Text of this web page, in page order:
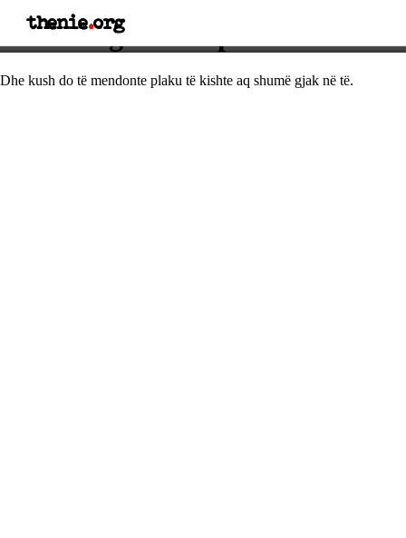
thenie.org
Thënie nga Shekspiri
Dhe kush do të mendonte plaku të kishte aq shumë gjak në të.